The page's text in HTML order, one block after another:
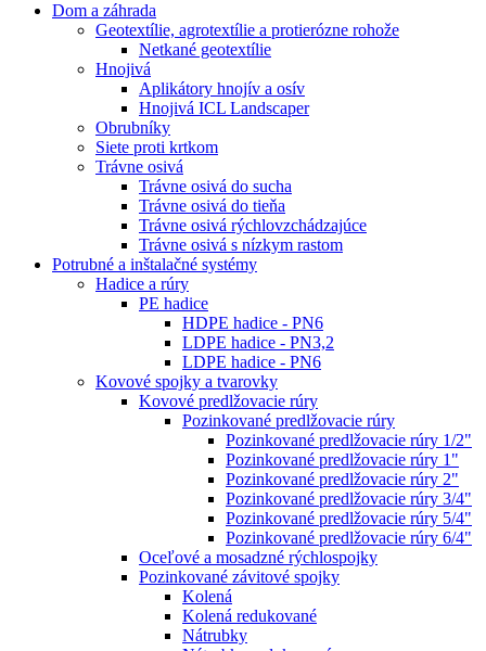
Dom a záhrada
Geotextílie, agrotextílie a protierózne rohože
Netkané geotextílie
Hnojivá
Aplikátory hnojív a osív
Hnojivá ICL Landscaper
Obrubníky
Siete proti krtkom
Trávne osivá
Trávne osivá do sucha
Trávne osivá do tieňa
Trávne osivá rýchlovzchádzajúce
Trávne osivá s nízkym rastom
Potrubné a inštalačné systémy
Hadice a rúry
PE hadice
HDPE hadice - PN6
LDPE hadice - PN3,2
LDPE hadice - PN6
Kovové spojky a tvarovky
Kovové predlžovacie rúry
Pozinkované predlžovacie rúry
Pozinkované predlžovacie rúry 1/2"
Pozinkované predlžovacie rúry 1"
Pozinkované predlžovacie rúry 2"
Pozinkované predlžovacie rúry 3/4"
Pozinkované predlžovacie rúry 5/4"
Pozinkované predlžovacie rúry 6/4"
Oceľové a mosadzné rýchlospojky
Pozinkované závitové spojky
Kolená
Kolená redukované
Nátrubky